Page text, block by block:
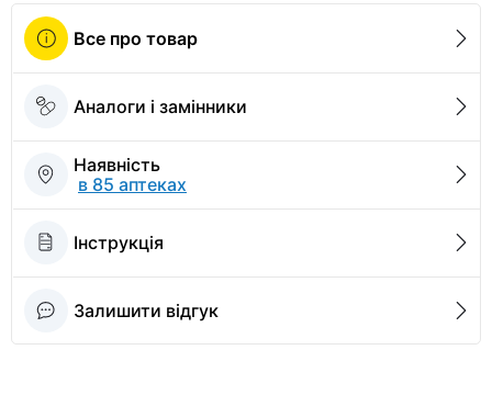
Все про товар
Аналоги і замінники
Наявність
в 85 аптеках
Інструкція
Залишити відгук